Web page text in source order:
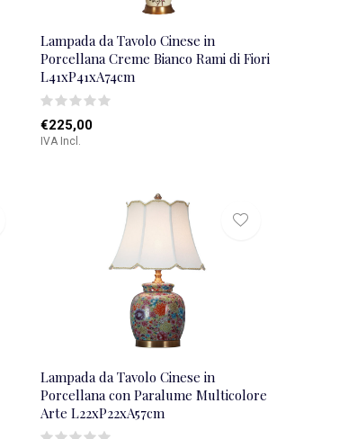
Lampada da Tavolo Cinese in
Porcellana Creme Bianco Rami di Fiori
L41xP41xA74cm
€225,00
IVA Incl.
Lampada da Tavolo Cinese in
Porcellana con Paralume Multicolore
Arte L22xP22xA57cm